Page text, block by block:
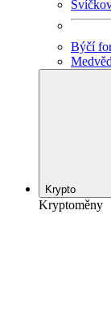
Býčí
Krypto
Kryptoměny